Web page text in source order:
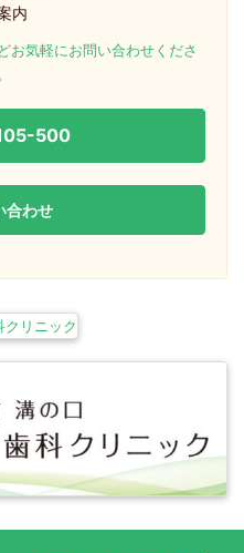
内
お気軽にお問い合わせくださ
500
合わせ